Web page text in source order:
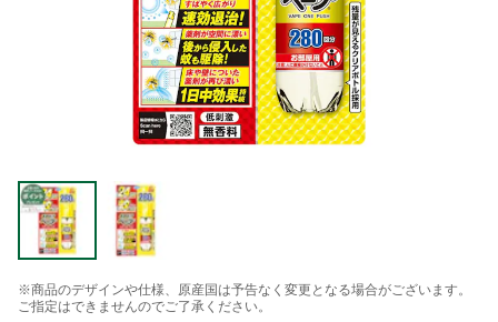
※商品のデザインや仕様、原産国は予告なく変更となる場合がございます。
ご指定はできませんのでご了承ください。